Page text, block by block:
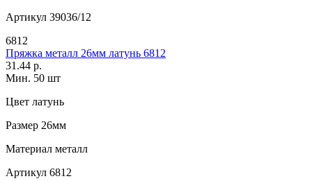
Артикул 39036/12
6812
Пряжка металл 26мм латунь 6812
31.44 р.
Мин. 50 шт
Цвет латунь
Размер 26мм
Материал металл
Артикул 6812